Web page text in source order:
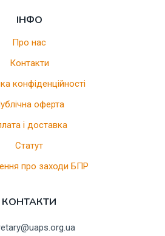
ІНФО
Про нас
Контакти
конфіденційності
оферта
і доставка
Статут
про заходи БПР
КОНТАКТИ